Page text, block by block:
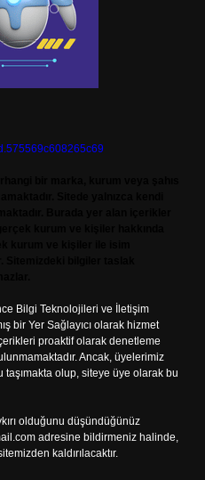
Bilgi Teknolojileri ve İletişim
bir Yer Sağlayıcı olarak hizmet
proaktif olarak denetleme
Ancak, üyelerimiz
taşımakta olup, siteye üye olarak bu
olduğunu düşündüğünüz
adresine bildirmeniz halinde,
kaldırılacaktır.